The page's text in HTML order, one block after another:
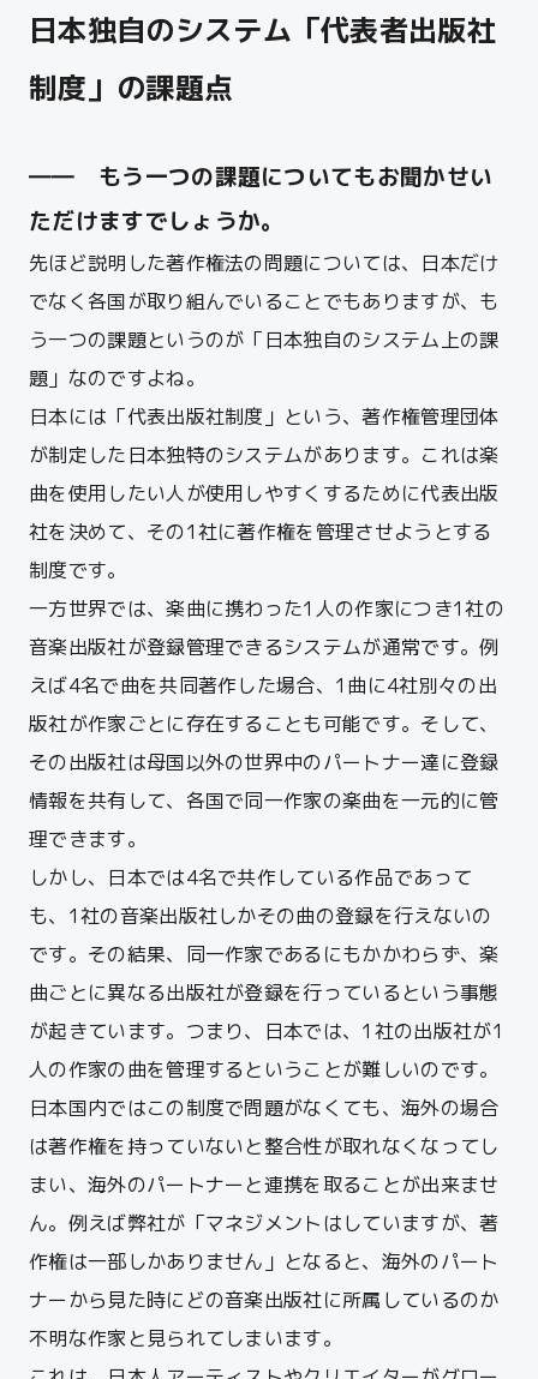
日本独自のシステム「代表者出版社
制度」の課題点
―― もう一つの課題についてもお聞かせい
ただけますでしょうか。
先ほど説明した著作権法の問題については、日本だけ
でなく各国が取り組んでいることでもありますが、も
う一つの課題というのが「日本独自のシステム上の課
題」なのですよね。
日本には「代表出版社制度」という、著作権管理団体
が制定した日本独特のシステムがあります。 これは楽
曲を使用したい人が使用しやすくするために代表出版
社を決めて、その1社に著作権を管理させようとする
制度です。
一方世界では、楽曲に携わった1人の作家につき1社の
音楽出版社が登録管理できるシステムが通常です。例
えば4名で曲を共同著作した場合、1曲に4社別々の出
版社が作家ごとに存在することも可能です。 そして、
その出版社は母国以外の世界中のパートナー達に登録
情報を共有して、各国で同一作家の楽曲を一元的に管
理できます。
しかし、日本では4名で共作している作品であって
も、1社の音楽出版社しかその曲の登録を行えないの
です。 その結果、同一作家であるにもかかわらず、楽
曲ごとに異なる出版社が登録を行っているという事態
が起きています。つまり、日本では、1社の出版社が1
人の作家の曲を管理するということが難しいのです。
日本国内ではこの制度で問題がなくても、海外の場合
は著作権を持っていないと整合性が取れなくなってし
まい、海外のパートナーと連携を取ることが出来ませ
ん。 例えば弊社が「マネジメントはしていますが、著
作権は一部しかありません」となると、海外のパート
ナーから見た時にどの音楽出版社に所属しているのか
不明な作家と見られてしまいます。